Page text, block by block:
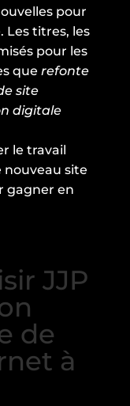
pour
titres, les
pour les
que refonte
site
digitale
le travail
site
gagner en
JJP
de
à